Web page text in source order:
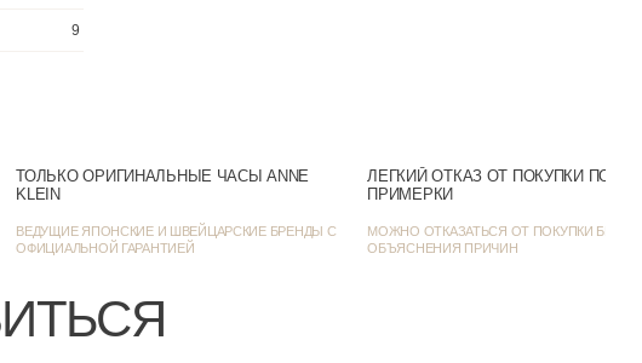
ТОЛЬКО ОРИГИНАЛЬНЫЕ ЧАСЫ ANNE
KLEIN
ВЕДУЩИЕ ЯПОНСКИЕ И ШВЕЙЦАРСКИЕ БРЕНДЫ С
ОФИЦИАЛЬНОЙ ГАРАНТИЕЙ
ЛЕГКИЙ ОТКАЗ ОТ ПОКУПКИ ПОСЛЕ
ПРИМЕРКИ
МОЖНО ОТКАЗАТЬСЯ ОТ ПОКУПКИ БЕЗ
ОБЪЯСНЕНИЯ ПРИЧИН